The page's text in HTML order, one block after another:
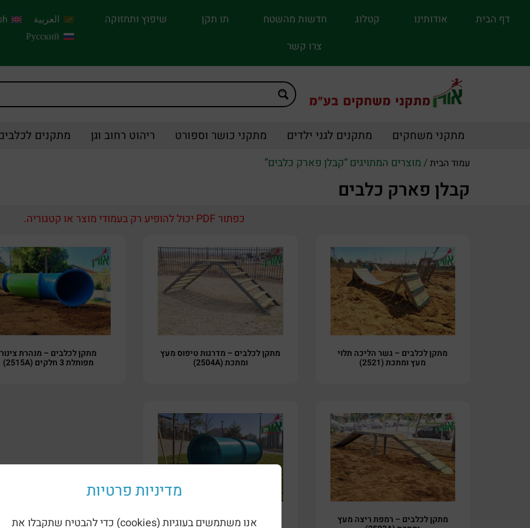
דף הבית אודותינו קטלוג חדשות מהשטח תו תקן
שיפוץ ותחזוקה
צרו קשר
العربية
Русский
מתקני משחקים מתקנים לגני ילדים מתקני כושר וספורט ריהוט רחוב וגן מתקנים
עמוד הבית/ מוצרים המתויגים “קבלן פארק כלבים”
קבלן פארק כלבים
כפתור PDF יכול להופיע רק בעמודי מוצר או קטגוריה.
מתקן לכלבים – גשר הליכה תלוי
מעץ ומתכת (2521)
מתקן לכלבים – מדרגות טיפוס מעץ
ומתכת (2504A)
מתקן לכלבים – מנהרת צינור
מפותלת 3 חלקים (2515A)
מתקן לכלבים – רמפת ריצה מעץ מתקן לכלבים – מנהרת זחילה
מדיניות פרטיות
אנו משתמשים בעוגיות (cookies) כדי להבטיח שתקבלו את